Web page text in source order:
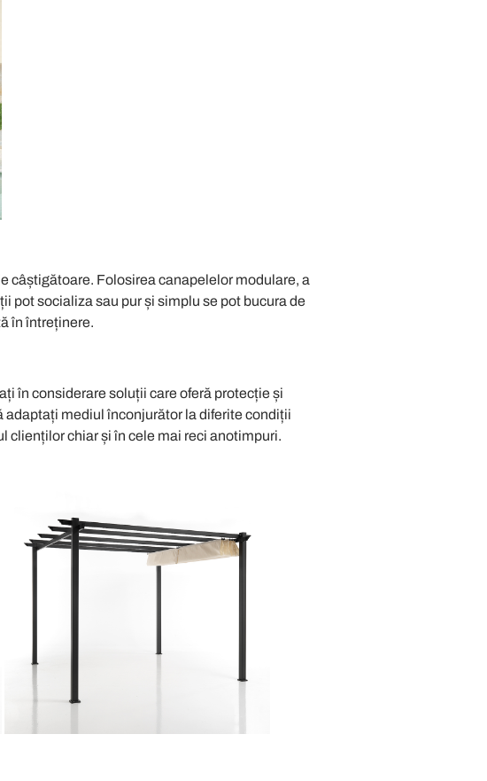
câștigătoare. Folosirea canapelelor modulare, a
pot socializa sau pur și simplu se pot bucura de
în întreținere.
în considerare soluții care oferă protecție și
adaptați mediul înconjurător la diferite condiții
clienților chiar și în cele mai reci anotimpuri.